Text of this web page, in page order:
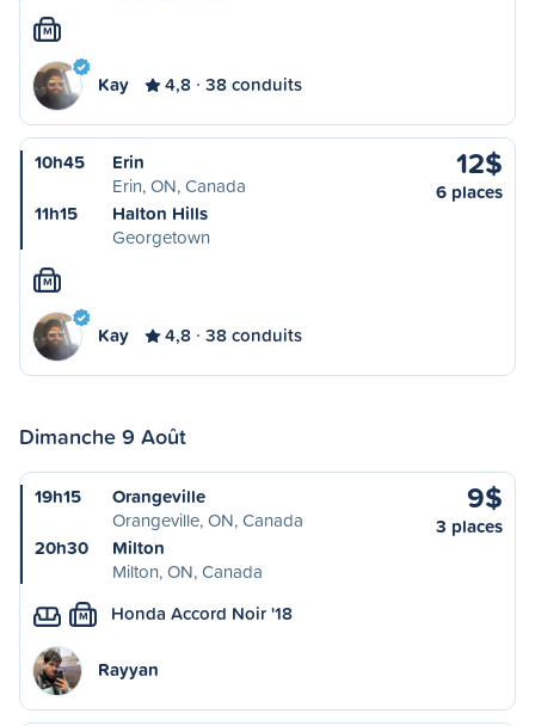
M
Kay 4,8 38 conduits
10h45
Erin
Erin, ON, Canada
11h15
Halton Hills
Georgetown
12$
6 places
M
Kay 4,8 38 conduits
Dimanche 9 Août
19h15
Orangeville
Orangeville, ON, Canada
20h30
Milton
Milton, ON, Canada
9$
3 places
M Honda Accord Noir '18
Rayyan